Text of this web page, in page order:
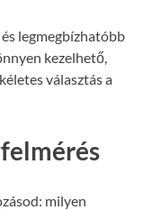
legmegbízhatóbb
kezelhető,
választás a
milyen